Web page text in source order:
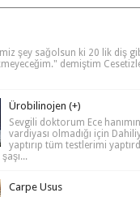
şey sağolsun ki 20 lik diş
demiştim
Ürobilinojen (+)
Sevgili doktorum Ece
vardiyası olmadığı için
yaptırıp tüm testlerimi
Carpe Usus